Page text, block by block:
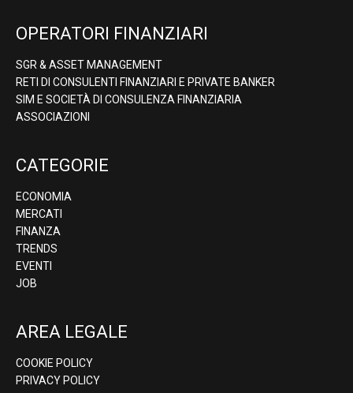
OPERATORI FINANZIARI
SGR & ASSET MANAGEMENT
RETI DI CONSULENTI FINANZIARI E PRIVATE BANKER
SIM E SOCIETÀ DI CONSULENZA FINANZIARIA
ASSOCIAZIONI
CATEGORIE
ECONOMIA
MERCATI
FINANZA
TRENDS
EVENTI
JOB
AREA LEGALE
COOKIE POLICY
PRIVACY POLICY